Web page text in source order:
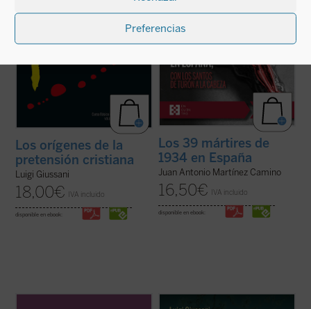
Preferencias
Los orígenes de la
pretensión cristiana
Luigi Giussani
18,00€ IVA incluido
disponible en ebook:
Los 39 mártires de
1934 en España
Juan Antonio Martínez Camino
16,50€ IVA incluido
disponible en ebook: